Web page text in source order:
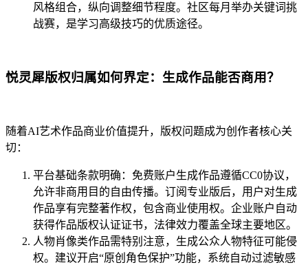
风格组合，纵向调整细节程度。社区每月举办关键词挑
战赛，是学习高级技巧的优质途径。
悦灵犀版权归属如何界定：生成作品能否商用？
随着AI艺术作品商业价值提升，版权问题成为创作者核心关
切：
平台基础条款明确：免费账户生成作品遵循CC0协议，
允许非商用目的自由传播。订阅专业版后，用户对生成
作品享有完整著作权，包含商业使用权。企业账户自动
获得作品版权认证证书，法律效力覆盖全球主要地区。
人物肖像类作品需特别注意，生成公众人物特征可能侵
权。建议开启“原创角色保护”功能，系统自动过滤敏感